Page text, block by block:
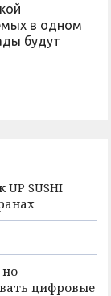
в одном
будут
SUSHI
цифровые